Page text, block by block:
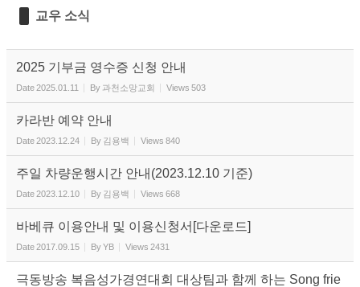
교우 소식
2025 기부금 영수증 신청 안내
Date2025.01.11 By 과천소망교회 Views 503
카라반 예약 안내
Date2023.12.24 By 김용백 Views 840
주일 차량운행시간 안내(2023.12.10 기준)
Date2023.12.10 By 김용백 Views 668
바베큐 이용안내 및 이용신청서[다운로드]
Date2017.09.15 ByYB Views 2431
극동방송 복음성가경연대회 대상팀과 함께 하는 Song frie
소망뉴스/주보
소망 앨범
소망 TV
온라인 꿈의 리스트
선교|Mission
행복밥상|Happy dining
table